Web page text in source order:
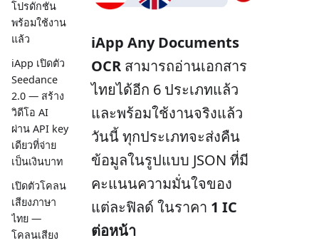
โปรดักชัน
พร้อมใช้งาน
แล้ว
iApp เปิดตัว
Seedance
2.0 — สร้าง
วิดีโอ AI
ผ่าน API key
เดียวที่จ่าย
เป็นเงินบาท
เปิดตัวโคลน
เสียงภาษา
ไทย —
โคลนเสียง
iApp Any Documents
OCR สามารถอ่านเอกสาร
ไทยได้อีก 6 ประเภทแล้ว
และพร้อมใช้งานจริงแล้ว
วันนี้ ทุกประเภทจะส่งคืน
ข้อมูลในรูปแบบ JSON ที่มี
คะแนนความมั่นใจของ
แต่ละฟิลด์ ในราคา 1 IC
ต่อหน้า